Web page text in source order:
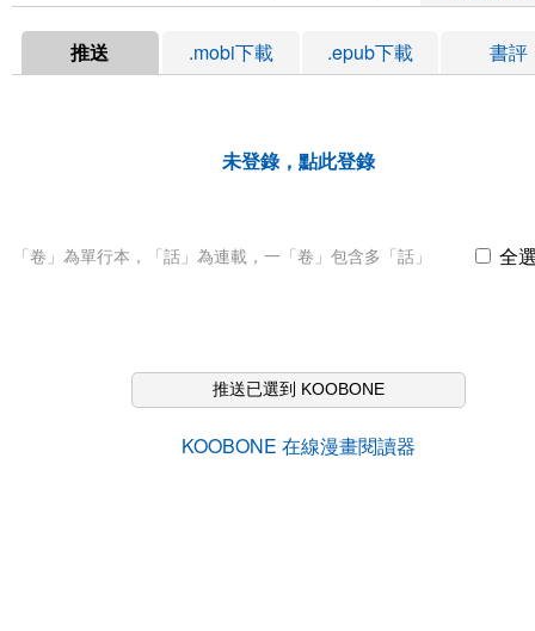
推送 .mobi下載 .epub下載 書評
未登錄，點此登錄
「卷」為單行本，「話」為連載，一「卷」包含多「話」 全
推送已選到 KOOBONE
KOOBONE 在線漫畫閱讀器